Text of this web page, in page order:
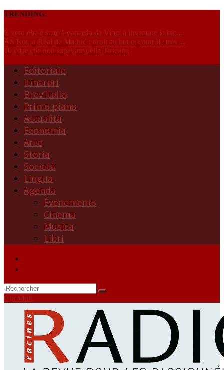
TRENDING:
È vero che è stato Leonardo da Vinci a inventare la bic...
AS Roma-Réal de Madrid : droit au but et contrôle très ...
10 cose che non sapevate della Toscana
Editoriale
Itinerari
Brev’Italia
Primo piano
Attualità
Economia
Arte
Storia
Società
Lingua
Agenda
Événements
Cinema
Musica
Libri
0 produit